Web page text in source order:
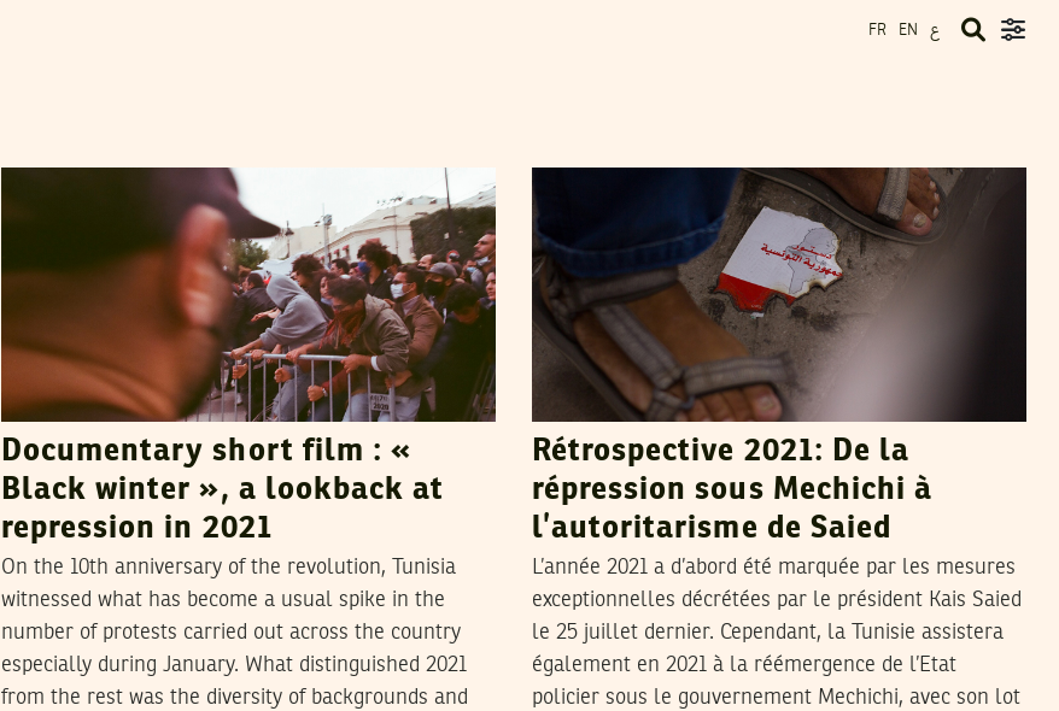
FR EN ع
Documentary short film : «
Black winter », a lookback at
repression in 2021
On the 10th anniversary of the revolution, Tunisia
witnessed what has become a usual spike in the
number of protests carried out across the country
especially during January. What distinguished 2021
from the rest was the diversity of backgrounds and
Rétrospective 2021: De la
répression sous Mechichi à
l’autoritarisme de Saied
L’année 2021 a d’abord été marquée par les mesures
exceptionnelles décrétées par le président Kais Saied
le 25 juillet dernier. Cependant, la Tunisie assistera
également en 2021 à la réémergence de l’Etat
policier sous le gouvernement Mechichi, avec son lot